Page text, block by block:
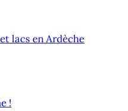
lacs en Ardèche
!